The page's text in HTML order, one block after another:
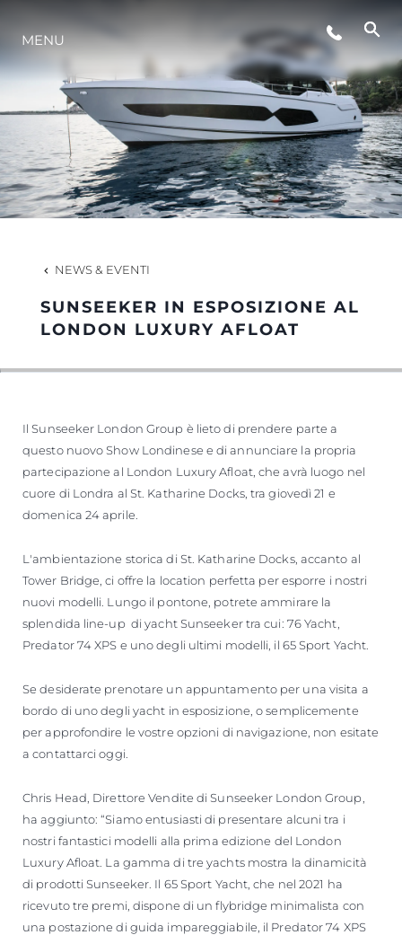
LIFESTYLE
INNOVAZIONE
L'AZIENDA
HERITAGE
MENU
NEWS & EVENTI
SUNSEEKER IN ESPOSIZIONE AL
LONDON LUXURY AFLOAT
Il Sunseeker London Group è lieto di prendere parte a
questo nuovo Show Londinese e di annunciare la propria
partecipazione al London Luxury Afloat, che avrà luogo nel
cuore di Londra al St. Katharine Docks, tra giovedì 21 e
domenica 24 aprile.
L'ambientazione storica di St. Katharine Docks, accanto al
Tower Bridge, ci offre la location perfetta per esporre i nostri
nuovi modelli. Lungo il pontone, potrete ammirare la
splendida line-up di yacht Sunseeker tra cui: 76 Yacht,
Predator 74 XPS e uno degli ultimi modelli, il 65 Sport Yacht.
Se desiderate prenotare un appuntamento per una visita a
bordo di uno degli yacht in esposizione, o semplicemente
per approfondire le vostre opzioni di navigazione, non esitate
a contattarci oggi.
Chris Head, Direttore Vendite di Sunseeker London Group,
ha aggiunto: “Siamo entusiasti di presentare alcuni tra i
nostri fantastici modelli alla prima edizione del London
Luxury Afloat. La gamma di tre yachts mostra la dinamicità
di prodotti Sunseeker. Il 65 Sport Yacht, che nel 2021 ha
ricevuto tre premi, dispone di un flybridge minimalista con
una postazione di guida impareggiabile, il Predator 74 XPS